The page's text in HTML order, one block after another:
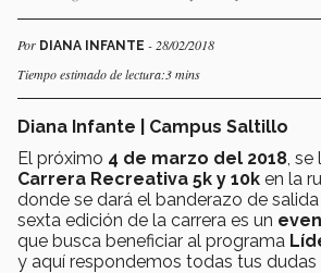
Por DIANA INFANTE - 28/02/2018
Tiempo estimado de lectura:3 mins
Diana Infante | Campus Saltillo
El próximo 4 de marzo del 2018 ,
Carrera Recreativa 5k y 10k en la
donde se dará el banderazo de salida
sexta edición de la carrera es un
que busca beneficiar al programa
y aquí respondemos todas tus